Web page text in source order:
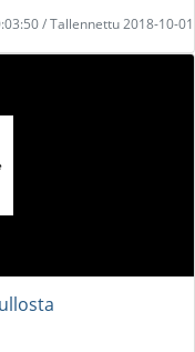
/ Tallennettu 2018-10-01